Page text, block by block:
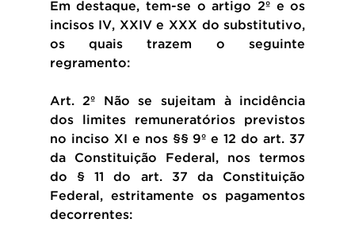
Em destaque, tem-se o artigo 2º e os
incisos IV, XXIV e XXX do substitutivo,
os quais trazem o seguinte
regramento:
Art. 2º Não se sujeitam à incidência
dos limites remuneratórios previstos
no inciso XI e nos §§ 9º e 12 do art. 37
da Constituição Federal, nos termos
do § 11 do art. 37 da Constituição
Federal, estritamente os pagamentos
decorrentes: